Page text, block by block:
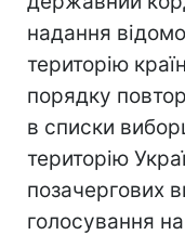
надання
територію
порядку
в списки
територію
позачергових
голосування